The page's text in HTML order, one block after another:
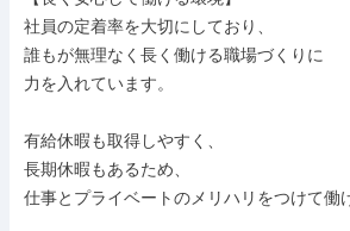
社員の定着率を大切にしており、
誰もが無理なく長く働ける職場づくりに
力を入れています。
有給休暇も取得しやすく、
長期休暇もあるため、
仕事とプライベートのメリハリをつけて働